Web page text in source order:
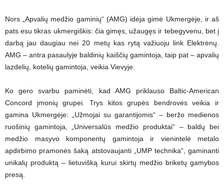
Nors „Apvalių medžio gaminių“ (AMG) idėja gimė Ukmergėje, ir aš
pats esu tikras ukmergiškis: čia gimęs, užaugęs ir tebegyvenu, bet į
darbą jau daugiau nei 20 metų kas rytą važiuoju link Elektrėnų.
AMG – antra pasaulyje baldinių kaiščių gamintoja, taip pat – apvalių
lazdelių, kotelių gamintoja, veikia Vievyje.
Ko gero svarbu paminėti, kad AMG priklauso Baltic-American
Concord įmonių grupei. Trys kitos grupės bendrovės veikia ir
gamina Ukmergėje: „Užmojai su garantijomis“ – beržo medienos
ruošinių gamintoja, „Universalūs medžio produktai“ – baldų bei
medžio masyvo komponentų gamintoja ir vienintelė metalo
apdirbimo pramonės šaką atstovaujanti „UMP technika“, gaminanti
unikalų produktą – lietuvišką kurui skirtų medžio briketų gamybos
presą.